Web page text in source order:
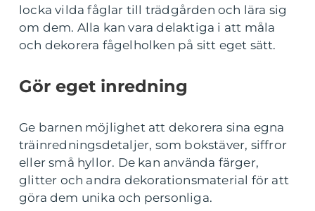
locka vilda fåglar till trädgården och lära sig
om dem. Alla kan vara delaktiga i att måla
och dekorera fågelholken på sitt eget sätt.
Gör eget inredning
Ge barnen möjlighet att dekorera sina egna
träinredningsdetaljer, som bokstäver, siffror
eller små hyllor. De kan använda färger,
glitter och andra dekorationsmaterial för att
göra dem unika och personliga.